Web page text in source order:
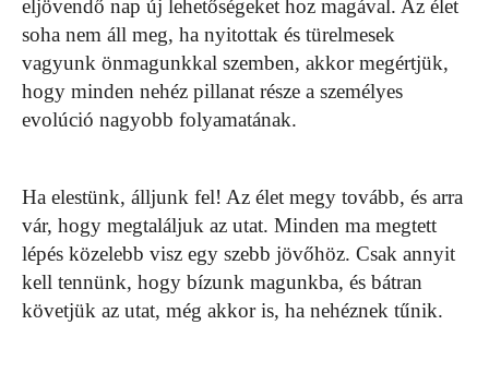
eljövendő nap új lehetőségeket hoz magával. Az élet
soha nem áll meg, ha nyitottak és türelmesek
vagyunk önmagunkkal szemben, akkor megértjük,
hogy minden nehéz pillanat része a személyes
evolúció nagyobb folyamatának.
Ha elestünk, álljunk fel! Az élet megy tovább, és arra
vár, hogy megtaláljuk az utat. Minden ma megtett
lépés közelebb visz egy szebb jövőhöz. Csak annyit
kell tennünk, hogy bízunk magunkba, és bátran
követjük az utat, még akkor is, ha nehéznek tűnik.